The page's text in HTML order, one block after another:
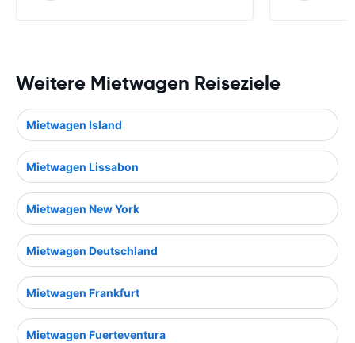
Weitere Mietwagen Reiseziele
Mietwagen Island
Mietwagen Lissabon
Mietwagen New York
Mietwagen Deutschland
Mietwagen Frankfurt
Mietwagen Fuerteventura